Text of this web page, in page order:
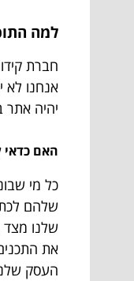
למה
חברת
אנחנו לא
יהיה אתר
האם כדאי
כל מי
שלהם
שלנו מצד
את
העסק